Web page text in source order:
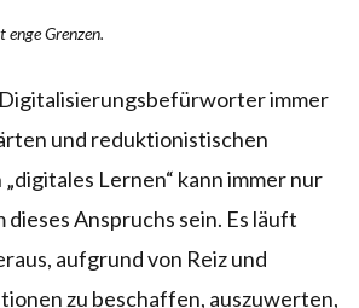
enge Grenzen.
immer
und reduktionistischen
Lernen“ kann immer nur
Anspruchs sein. Es läuft
aufgrund von Reiz und
zu beschaffen, auszuwerten,